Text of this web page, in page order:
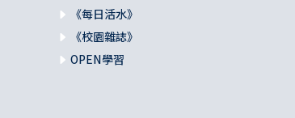
《每日活水》
《校園雜誌》
OPEN學習